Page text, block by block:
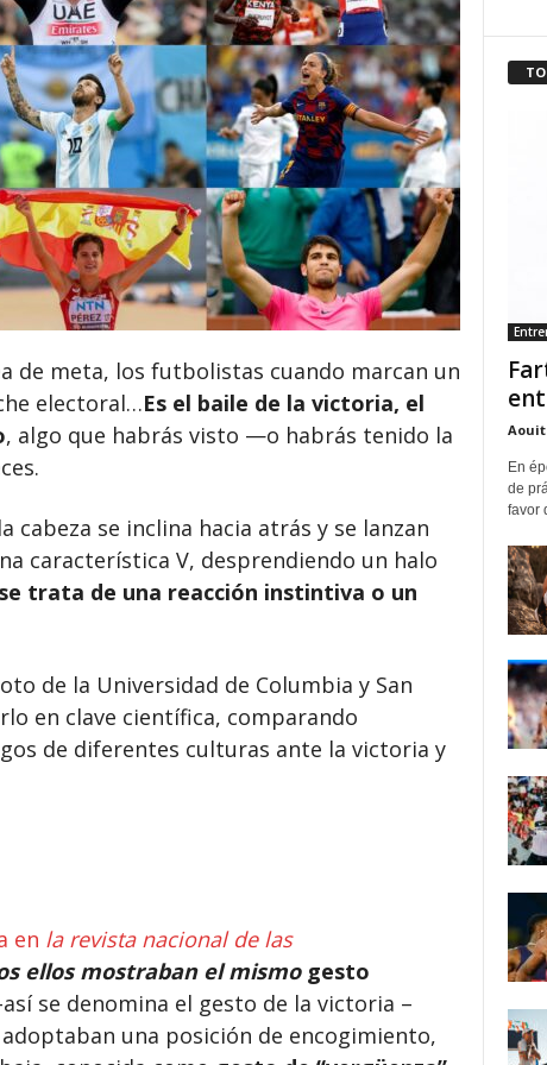
de meta, los futbolistas cuando marcan un
electoral…Es el baile de la victoria, el
, algo que habrás visto —o habrás tenido la
cabeza se inclina hacia atrás y se lanzan
característica V, desprendiendo un halo
trata de una reacción instintiva o un
de la Universidad de Columbia y San
en clave científica, comparando
de diferentes culturas ante la victoria y
en la revista nacional de las
ellos mostraban el mismo gesto
se denomina el gesto de la victoria –
una posición de encogimiento,
En
de
favor